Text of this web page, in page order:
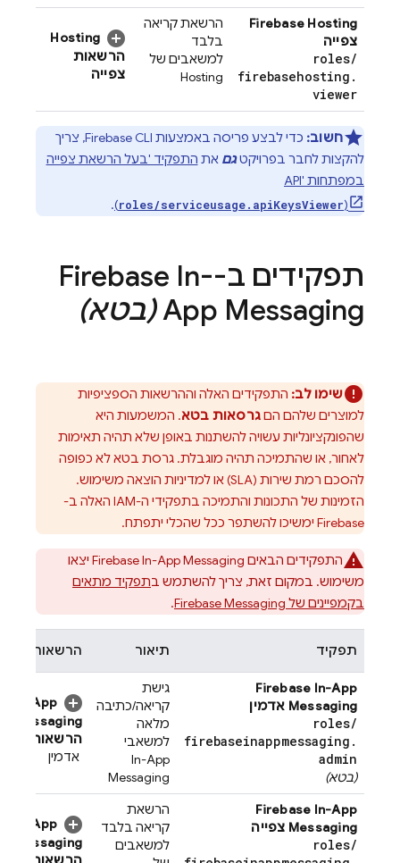
Firebase Hosting
צפייה
roles/
firebasehosting .
viewer
הרשאת קריאה
בלבד
למשאבים של
Hosting
Hosting
הרשאות
צפייה
חשוב: כדי לבצע פריסה באמצעות FirebaseCLI, צריך
להקצות לחבר בפרויקטגם את התפקיד 'בעל הרשאת צפייה
במפתחות API'
(roles/serviceusage.apiKeysViewer)
.
תפקידים ב-Firebase In-
App Messaging(בטא)
שימו לב: התפקידים האלה וההרשאות הספציפיות
למוצרים שלהם הםגרסאות בטא. המשמעות היא
שהפונקציונליות עשויה להשתנות באופן שלא תהיה תאימות
לאחור, או שהתמיכה תהיה מוגבלת. גרסת בטא לא כפופה
להסכם רמת שירות (SLA) או למדיניות הוצאה משימוש.
הזמינות של התכונות והתמיכה בתפקידי ה-IAM האלה ב-
Firebase ימשיכו להשתפר ככל שהכלי יתפתח.
התפקידים הבאים Firebase In-App Messaging יצאו
משימוש. במקום זאת, צריך להשתמש בתפקיד מתאים
בקמפיינים של Firebase Messaging
.
תפקיד תיאור הרשאות
Firebase In-App
Messaging אדמין
roles/
firebaseinappmessaging .
admin
(בטא)
גישת
קריאה/כתיבה
מלאה
למשאבי
In-App
Messaging
In-App
Messaging
הרשאות
אדמין
Firebase In-App
Messaging צפייה
roles/
הרשאת
קריאה בלבד
למשאבים
In-App
Messaging